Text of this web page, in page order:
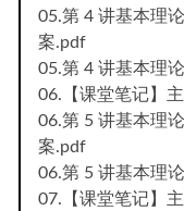
05.第 4 讲基本理
案.pdf
05.第 4 讲基本理
06.【课堂笔记】
06.第 5 讲基本理
案.pdf
06.第 5 讲基本理
07.【课堂笔记】